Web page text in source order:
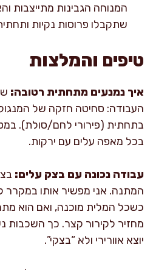
המנוחה הגבינות מתייצבות
שתקבלו פרוסות נקיות
טיפים והמלצות
איך נמנעים מתחתית רטובה:
העבודה: סחיטה חזקה של
בתחתית (פירורי לחם/סולת).
בכל מאפה עלים עם ירקות.
עבודה נכונה עם בצק עלים:
המתנה. אני מפשיר אותו במקרר
כשכל המלית מוכנה, ואם הוא
מחזיר לקירור קצר. כך השכבות
יוצא אוורירי ולא “בצקי”.